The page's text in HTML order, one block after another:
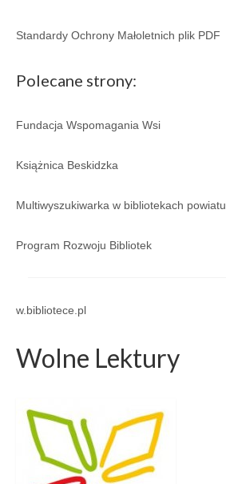
Standardy Ochrony Małoletnich plik PDF
Polecane strony:
Fundacja Wspomagania Wsi
Książnica Beskidzka
Multiwyszukiwarka w bibliotekach powiatu
Program Rozwoju Bibliotek
w.bibliotece.pl
Wolne Lektury